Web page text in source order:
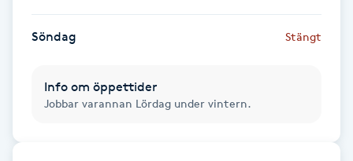
Gellack
Gellack med förstärkning
Gravidmassage
Söndag Stängt
Info om öppettider
Jobbar varannan Lördag under vintern.